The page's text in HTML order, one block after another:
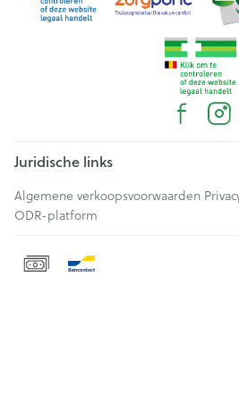
Juridische links
Algemene verkoopsvoorwaarden
ODR-platform